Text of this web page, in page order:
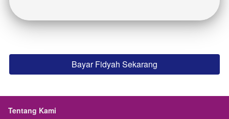
`Bayar Fidyah Sekarang
Tentang Kami